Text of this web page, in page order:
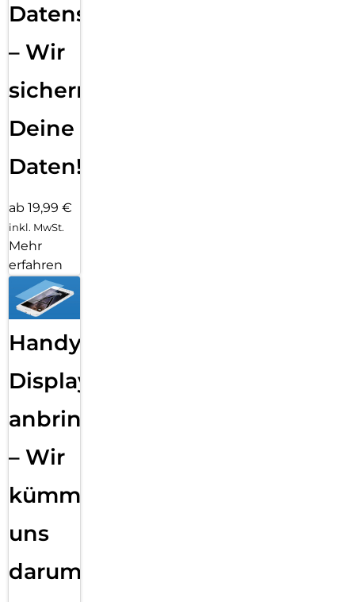
Datensicherung
– Wir
sichern
Deine
Daten!
ab 19,99 €
inkl. MwSt.
Mehr
erfahren
Handy
Displayfolie
anbringen
– Wir
kümmern
uns
darum!